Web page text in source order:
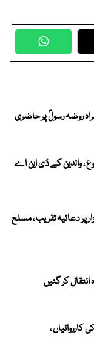
WhatsApp
روضہ رسولؐ پر حاضری
، والدین کے ڈی این اے
ویں برسی ، مزار پر دعائیہ تقریب ، مسلح
انتقال کر گئیں
کارروائیاں ،